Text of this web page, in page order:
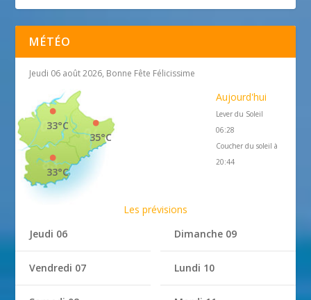
MÉTÉO
Jeudi 06 août 2026, Bonne Fête Félicissime
35°C
33°C
33°C
Aujourd'hui
Lever du Soleil
06:28
Coucher du soleil à
20:44
Les prévisions
Jeudi 06
Vendredi 07
Dimanche 09
Lundi 10